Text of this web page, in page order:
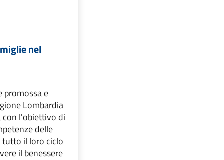
nel
promossa e
Lombardia
con l'obiettivo di
delle
il loro ciclo
il benessere